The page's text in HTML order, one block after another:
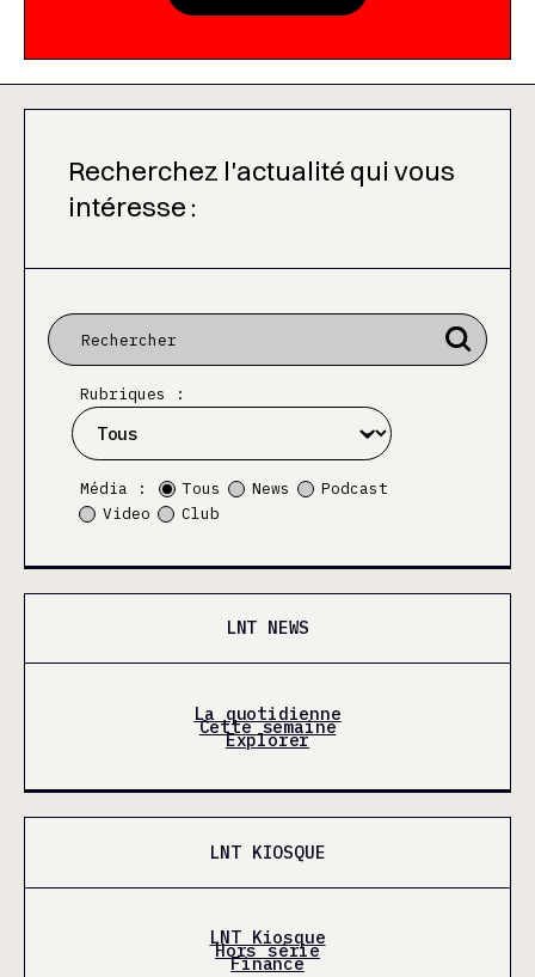
Recherchez l'actualité qui vous
intéresse :
Rubriques :
Média : Tous News
Podcast
Video
Club
LNT NEWS
La quotidienne
Cette semaine
Explorer
LNT KIOSQUE
LNT Kiosque
Hors série
Finance